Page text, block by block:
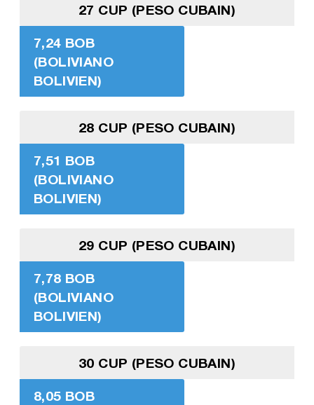
27 CUP (PESO CUBAIN)
7,24 BOB
(BOLIVIANO
BOLIVIEN)
28 CUP (PESO CUBAIN)
7,51 BOB
(BOLIVIANO
BOLIVIEN)
29 CUP (PESO CUBAIN)
7,78 BOB
(BOLIVIANO
BOLIVIEN)
30 CUP (PESO CUBAIN)
8,05 BOB